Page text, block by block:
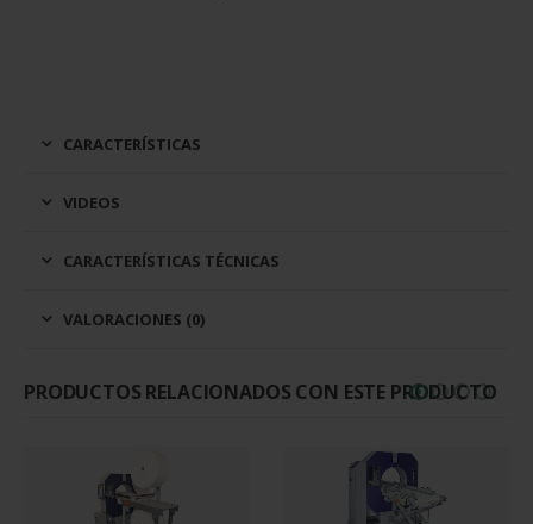
CARACTERÍSTICAS
VIDEOS
CARACTERÍSTICAS TÉCNICAS
VALORACIONES (0)
PRODUCTOS RELACIONADOS CON ESTE PRODUCTO